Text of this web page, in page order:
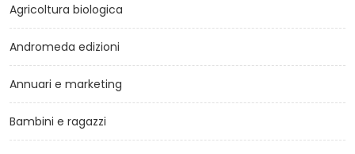
Agricoltura biologica
Andromeda edizioni
Annuari e marketing
Bambini e ragazzi